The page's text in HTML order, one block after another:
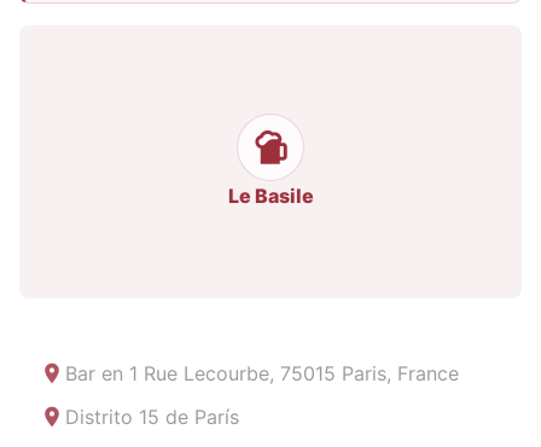
Le Basile
Bar en 1 Rue Lecourbe, 75015 Paris, France
Distrito 15 de París